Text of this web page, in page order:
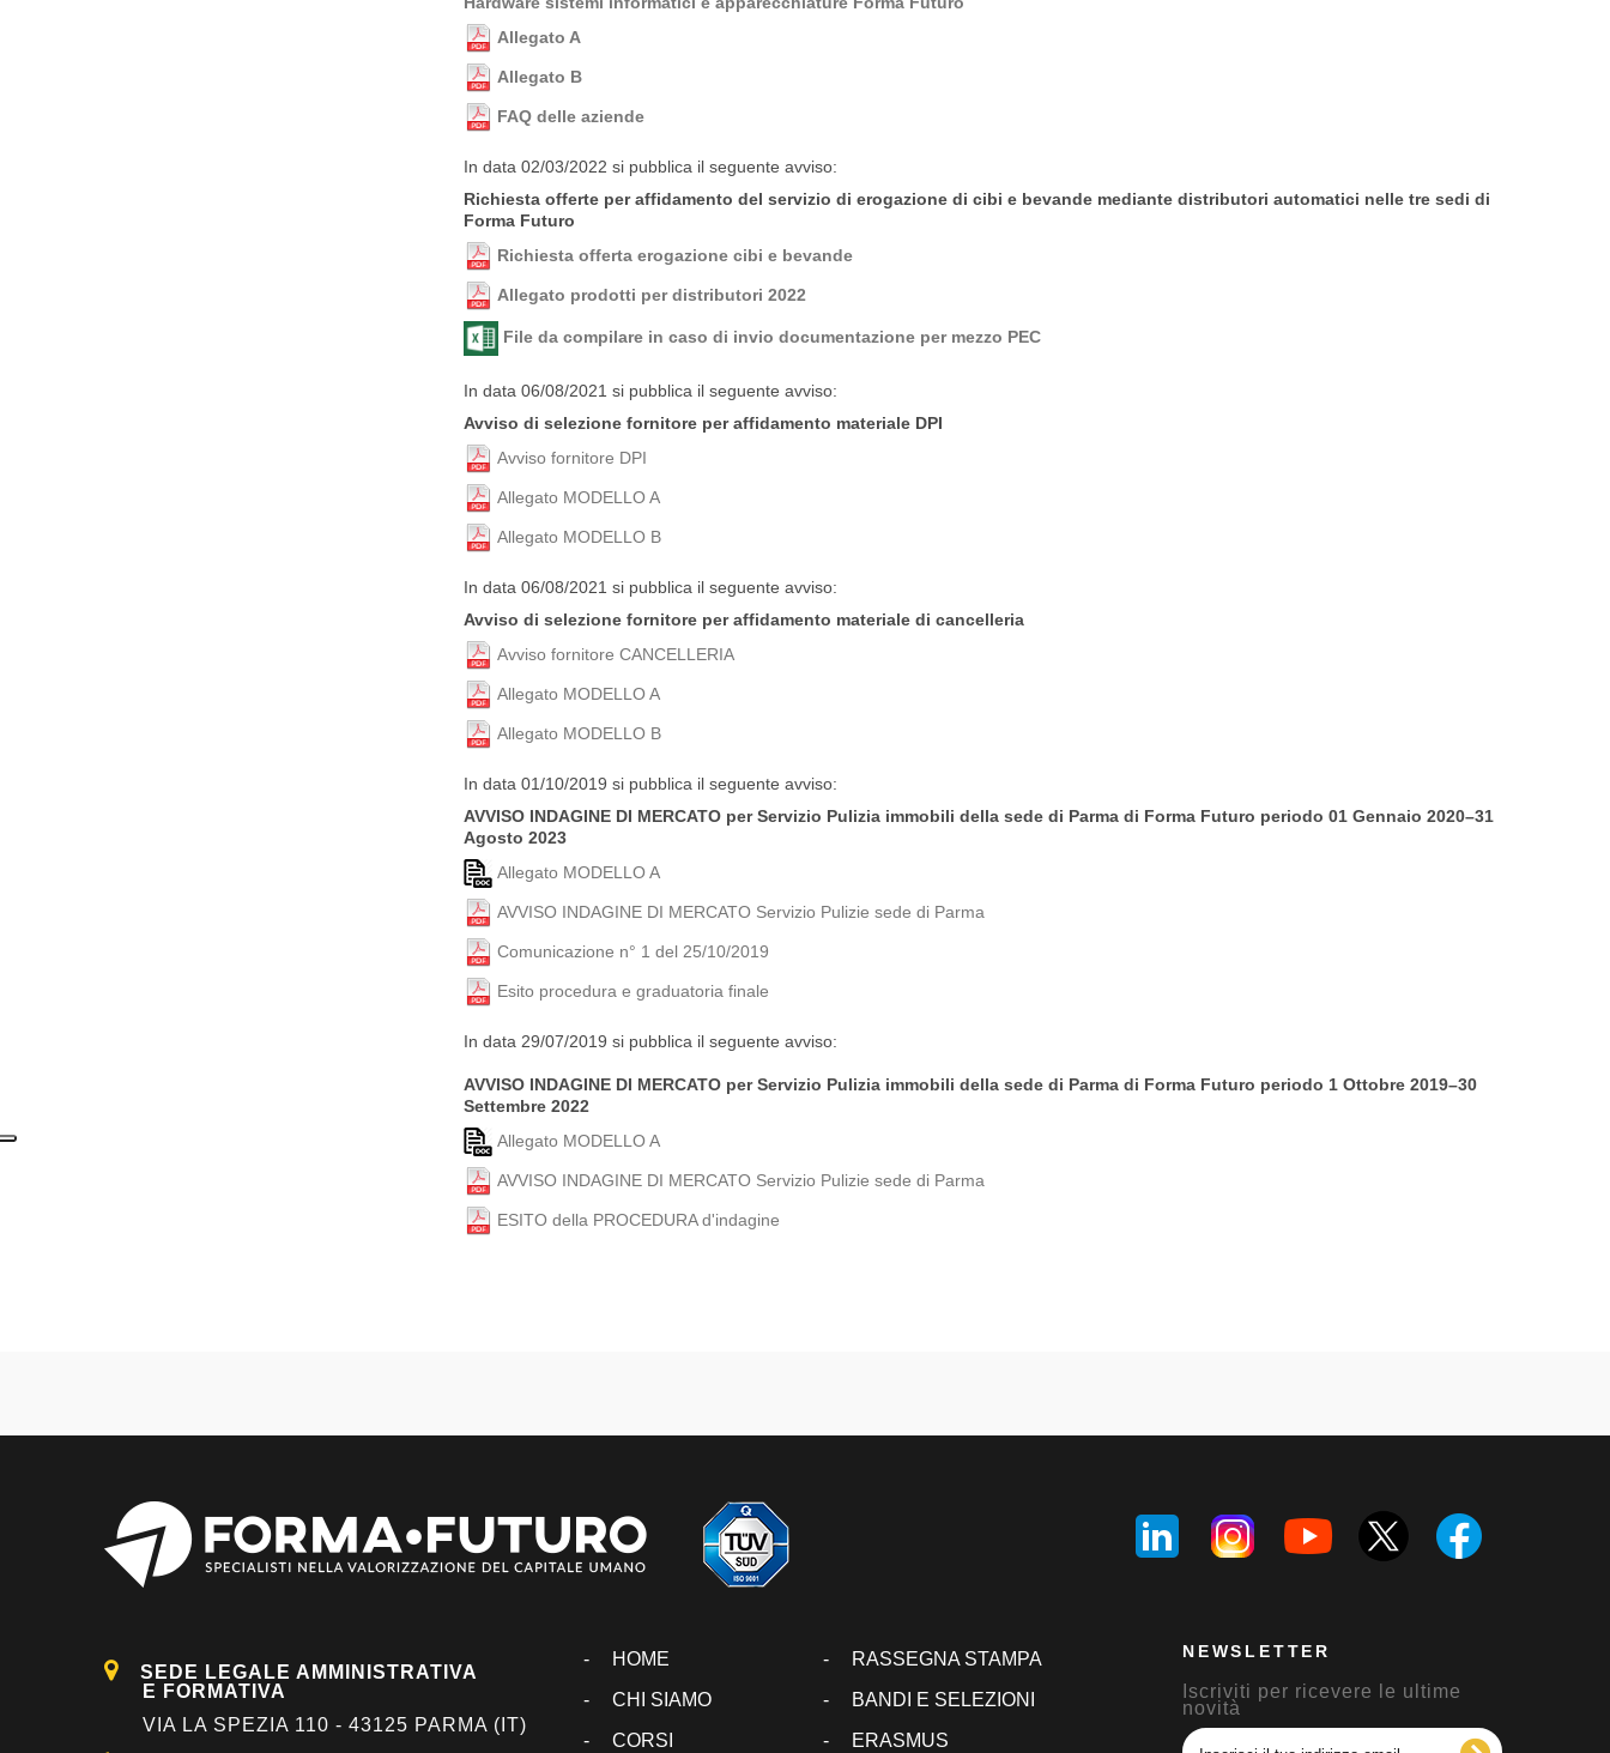
Allegato A
Allegato B
FAQ delle aziende
In data 02/03/2022 si pubblica il seguente avviso:
Richiesta offerte per affidamento del servizio di erogazione di cibi e bevande mediante distributori automatici nelle tre sedi di
Forma Futuro
Richiesta offerta erogazione cibi e bevande
Allegato prodotti per distributori 2022
File da compilare in caso di invio documentazione per mezzo PEC
In data 06/08/2021 si pubblica il seguente avviso:
Avviso di selezione fornitore per affidamento materiale DPI
Avviso fornitore DPI
Allegato MODELLO A
Allegato MODELLO B
In data 06/08/2021 si pubblica il seguente avviso:
Avviso di selezione fornitore per affidamento materiale di cancelleria
Avviso fornitore CANCELLERIA
Allegato MODELLO A
Allegato MODELLO B
In data 01/10/2019 si pubblica il seguente avviso:
AVVISO INDAGINE DI MERCATO per Servizio Pulizia immobili della sede di Parma di Forma Futuro periodo 01 Gennaio 2020–31
Agosto 2023
Allegato MODELLO A
AVVISO INDAGINE DI MERCATO Servizio Pulizie sede di Parma
Comunicazione n° 1 del 25/10/2019
Esito procedura e graduatoria finale
In data 29/07/2019 si pubblica il seguente avviso:
AVVISO INDAGINE DI MERCATO per Servizio Pulizia immobili della sede di Parma di Forma Futuro periodo 1 Ottobre 2019–30
Settembre 2022
Allegato MODELLO A
AVVISO INDAGINE DI MERCATO Servizio Pulizie sede di Parma
ESITO della PROCEDURA d'indagine
SEDE LEGALE AMMINISTRATIVA
E FORMATIVA
VIA LA SPEZIA 110 - 43125 PARMA (IT)
HOME
CHI SIAMO
CORSI
RASSEGNA STAMPA
BANDI E SELEZIONI
ERASMUS
NEWSLETTER
Iscriviti per ricevere le ultime
novità